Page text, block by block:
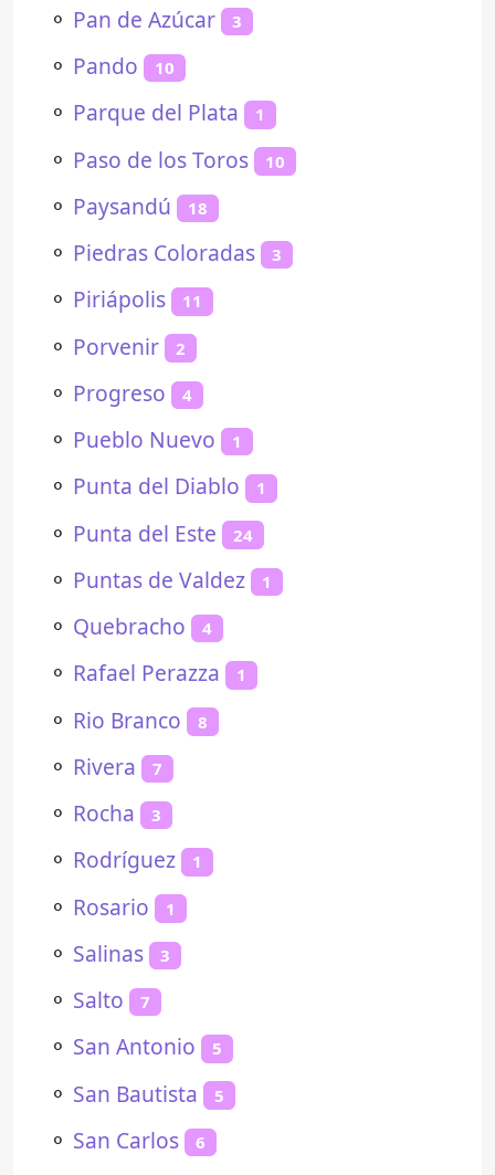
⚬ Pan de Azúcar 3
⚬ Pando 10
⚬ Parque del Plata 1
⚬ Paso de los Toros 10
⚬ Paysandú 18
⚬ Piedras Coloradas 3
⚬ Piriápolis 11
⚬ Porvenir 2
⚬ Progreso 4
⚬ Pueblo Nuevo 1
⚬ Punta del Diablo 1
⚬ Punta del Este 24
⚬ Puntas de Valdez 1
⚬ Quebracho 4
⚬ Rafael Perazza 1
⚬ Rio Branco 8
⚬ Rivera 7
⚬ Rocha 3
⚬ Rodríguez 1
⚬ Rosario 1
⚬ Salinas 3
⚬ Salto 7
⚬ San Antonio 5
⚬ San Bautista 5
⚬ San Carlos 6